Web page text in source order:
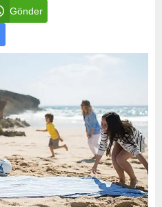
Gönder